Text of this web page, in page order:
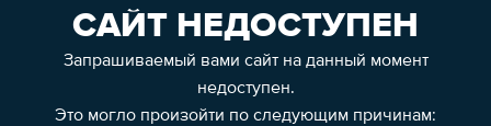
САЙТ НЕДОСТУПЕН
Запрашиваемый вами сайт на данный момент
недоступен.
Это могло произойти по следующим причинам: